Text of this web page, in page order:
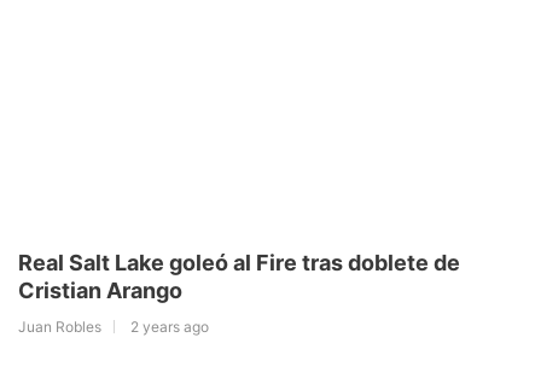
Real Salt Lake goleó al Fire tras doblete de
Cristian Arango
Juan Robles 2 years ago